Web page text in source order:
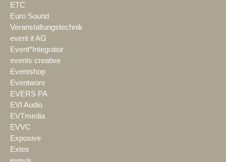
ETC
Euro Sound
Veranstaltungstechnik
event it AG
Event*Integrator
events creative
Eventshop
Eventworx
EVERS PA
EVI Audio
EVTmedia
EVVC
Exposive
Extes
eyevis